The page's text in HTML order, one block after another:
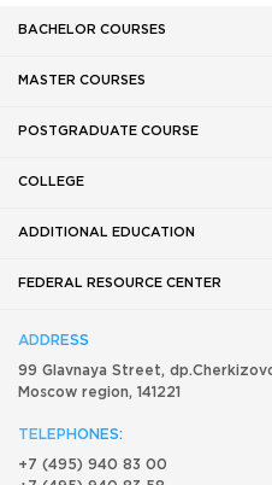
BACHELOR COURSES
MASTER COURSES
POSTGRADUATE COURSE
COLLEGE
ADDITIONAL EDUCATION
FEDERAL RESOURCE CENTER
ADDRESS
99 Glavnaya Street,
Moscow region, 141221
TELEPHONES:
+7 (495) 940 83 00